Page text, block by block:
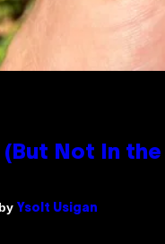
Not In the
Ysolt Usigan